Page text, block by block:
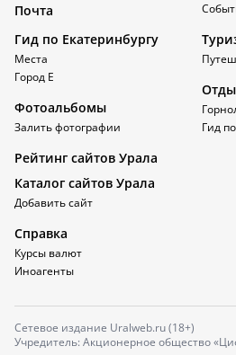
Почта
Гид по Екатеринбургу
Места
Город Е
Фотоальбомы
Залить фотографии
Гид
Рейтинг сайтов Урала
Каталог сайтов Урала
Добавить сайт
Справка
Курсы валют
Иноагенты
Сетевое издание Uralweb.ru (18+)
Учредитель: Акционерное общество